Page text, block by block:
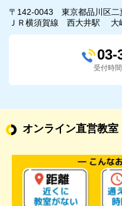
〒142-0043 東京都品川区
ＪＲ横須賀線 西大井駅 大
03-
受付時
オンライン直営教室